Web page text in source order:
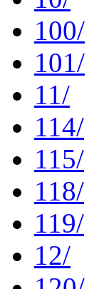
100/
101/
11/
114/
115/
118/
119/
12/